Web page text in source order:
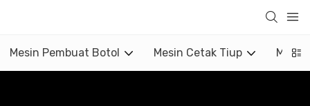
Mesin Pembuat Botol Mesin Cetak Tiup Mesin